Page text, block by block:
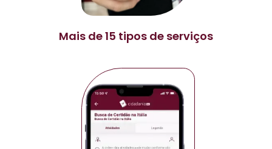
Mais de 15 tipos de serviços